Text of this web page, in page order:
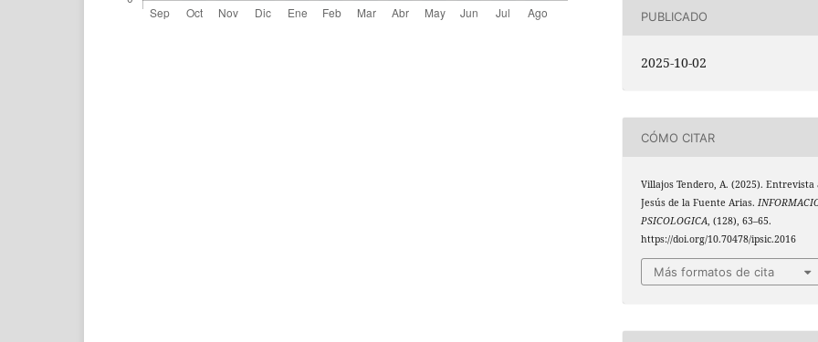
PUBLICADO
2025-10-02
CÓMO CITAR
Villajos Tendero, A. (2025). Entrevista
Jesús de la Fuente Arias.
PSICOLOGICA, (128), 63–65.
https://doi.org/10.70478/ipsic.2016
Más formatos de cita